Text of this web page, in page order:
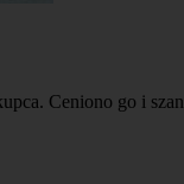
Ceniono go i